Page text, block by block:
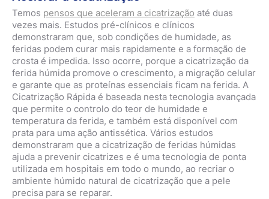
Temos pensos que aceleram a cicatrização até duas
vezes mais. Estudos pré-clínicos e clínicos
demonstraram que, sob condições de humidade, as
feridas podem curar mais rapidamente e a formação de
crosta é impedida. Isso ocorre, porque a cicatrização da
ferida húmida promove o crescimento, a migração celular
e garante que as proteínas essenciais ficam na ferida. A
Cicatrização Rápida é baseada nesta tecnologia avançada
que permite o controlo do teor de humidade e
temperatura da ferida, e também está disponível com
prata para uma ação antissética. Vários estudos
demonstraram que a cicatrização de feridas húmidas
ajuda a prevenir cicatrizes e é uma tecnologia de ponta
utilizada em hospitais em todo o mundo, ao recriar o
ambiente húmido natural de cicatrização que a pele
precisa para se reparar.